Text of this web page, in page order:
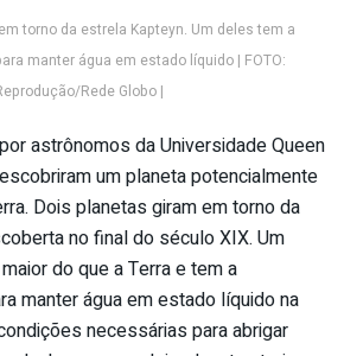
torno da estrela Kapteyn. Um deles tem a
manter água em estado líquido | FOTO:
Rede Globo |
astrônomos da Universidade Queen
um planeta potencialmente
Dois planetas giram em torno da
no final do século XIX. Um
do que a Terra e tem a
manter água em estado líquido na
necessárias para abrigar